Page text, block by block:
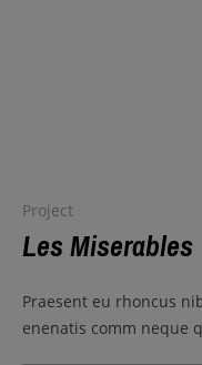
Project
Les Miserables
Praesent eu rhoncus
enenatis comm neque